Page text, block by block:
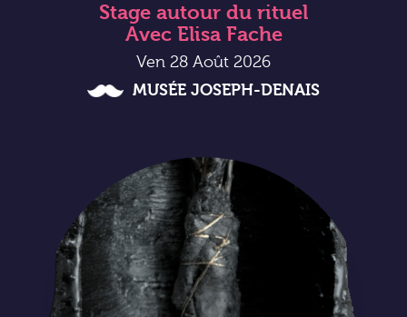
Stage autour du rituel
Avec Elisa Fache
Ven 28 Août 2026
MUSÉE JOSEPH-DENAIS